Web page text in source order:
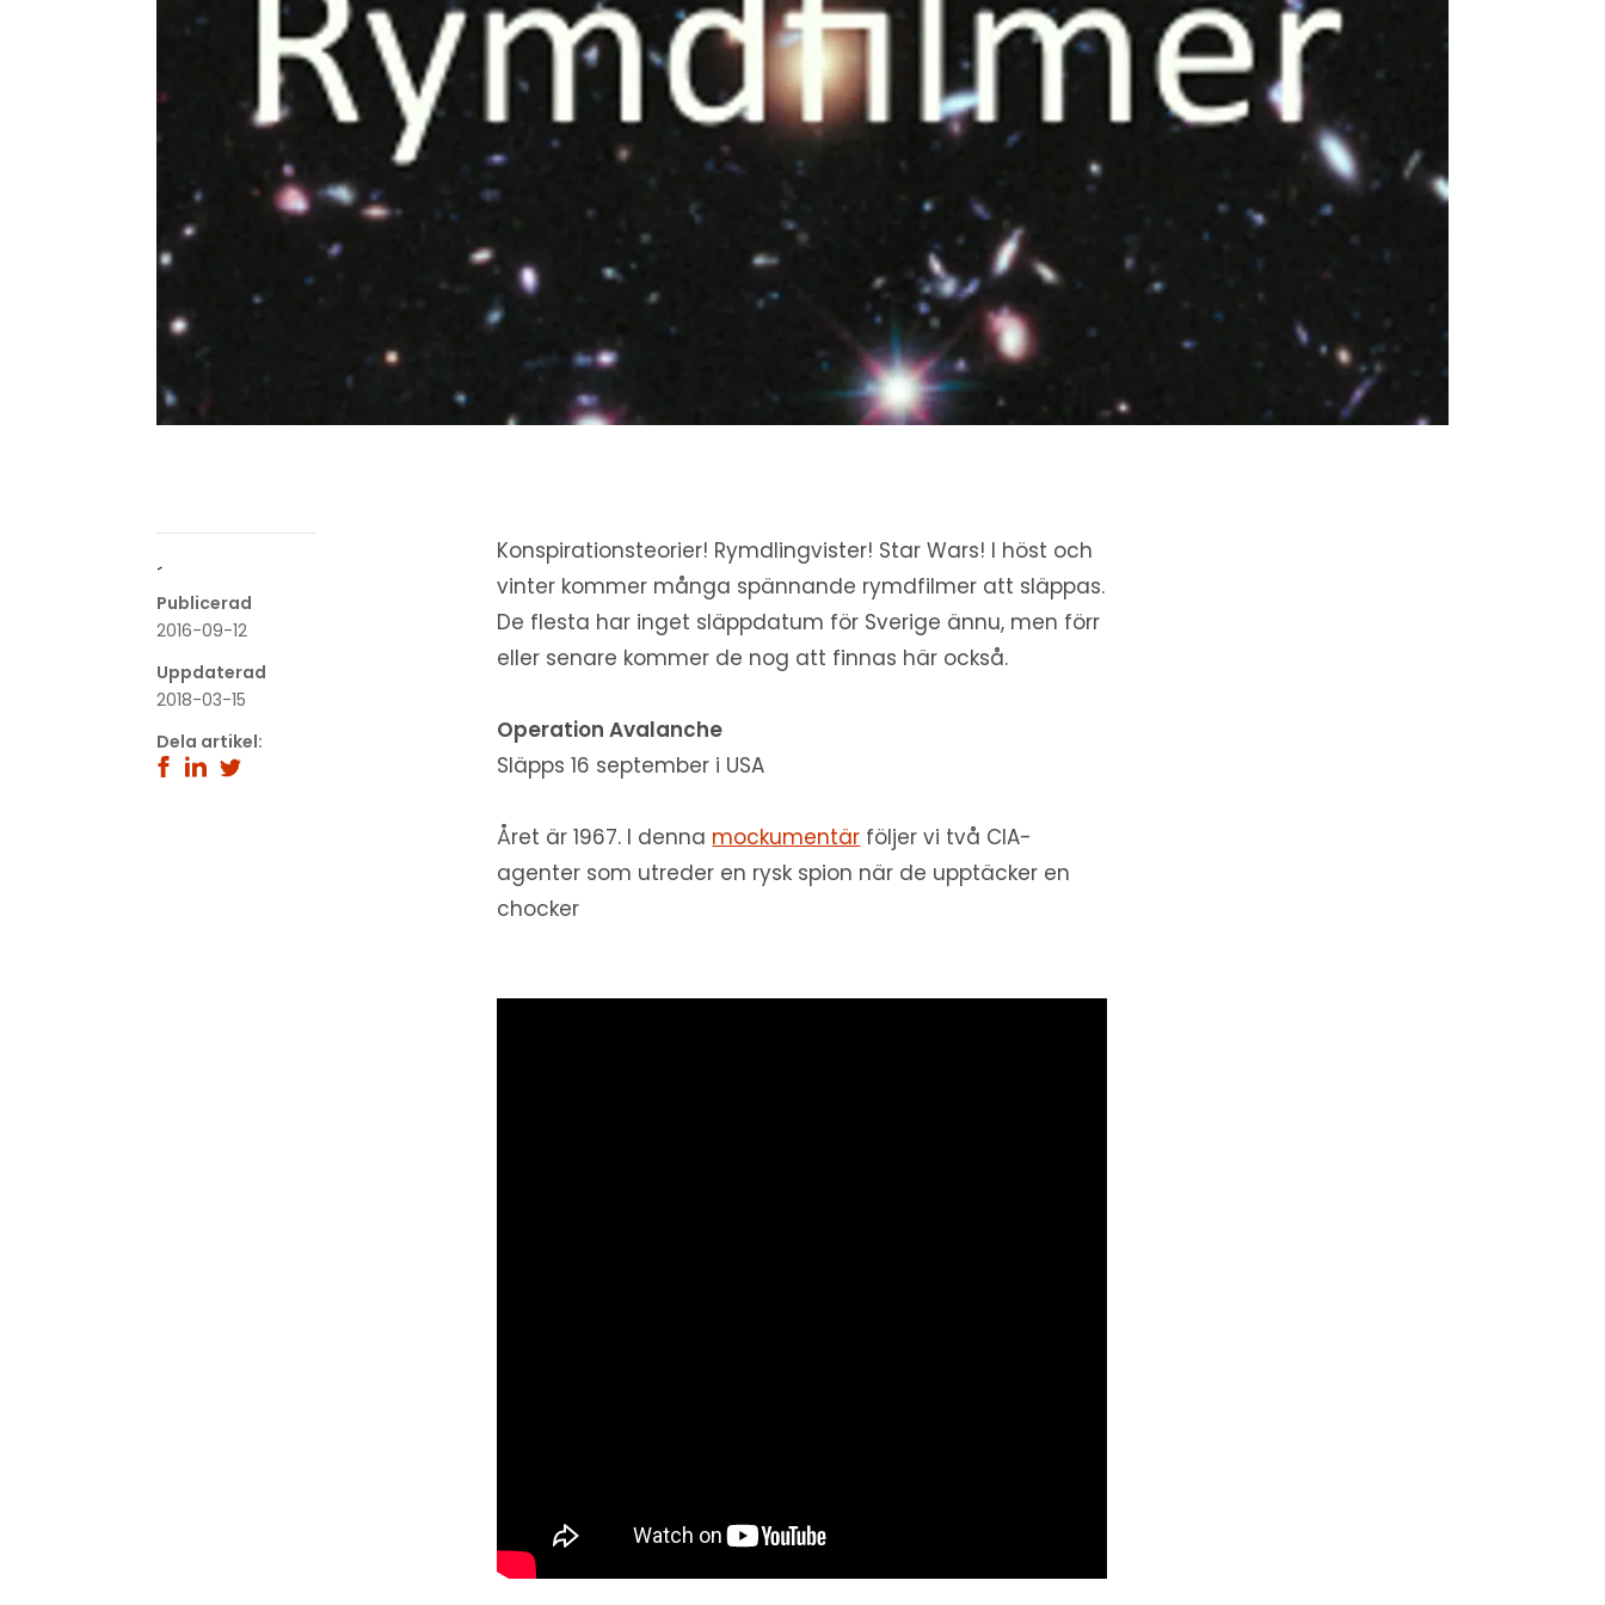
´
Publicerad
2016-09-12
Uppdaterad
2018-03-15
Dela artikel:
Konspirationsteorier! Rymdlingvister! Star Wars! I höst och
vinter kommer många spännande rymdfilmer att släppas.
De flesta har inget släppdatum för Sverige ännu, men förr
eller senare kommer de nog att finnas här också.
Operation Avalanche
Släpps 16 september i USA
Året är 1967. I denna mockumentär följer vi två CIA-
agenter som utreder en rysk spion när de upptäcker en
chocker